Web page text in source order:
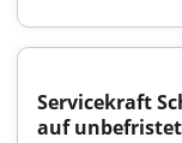
Servicekraft
auf